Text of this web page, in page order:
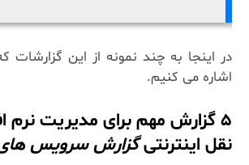
در اینجا به چند نمونه از این گزارشات
اشاره می کنیم.
۵ گزارش مهم برای مدیریت نرم
نقل اینترنتی گزارش سرویس